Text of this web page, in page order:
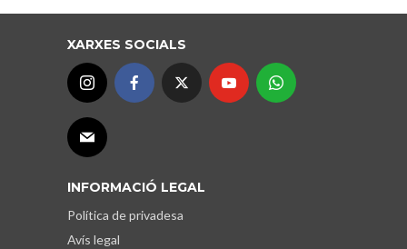
XARXES SOCIALS
INFORMACIÓ LEGAL
Política de privadesa
Avís legal